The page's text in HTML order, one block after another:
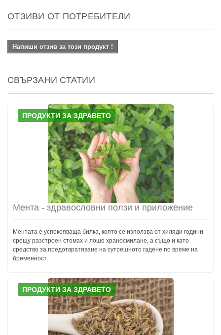
ОТЗИВИ ОТ ПОТРЕБИТЕЛИ
Напиши отзив за този продукт !
СВЪРЗАНИ СТАТИИ
ПРОДУКТИ ЗА ЗДРАВЕТО
Мента - здравословни ползи и приложение
Ментата е успокояваща билка, която се използва от хиляди години
срещу разстроен стомах и лошо храносмилане, а също и като
средство за предотвратяване на сутрешното гадене по време на
бременност.
ПРОДУКТИ ЗА ЗДРАВЕТО